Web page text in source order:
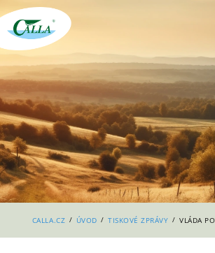
CALLA.CZ / ÚVOD / TISKOVÉ ZPRÁVY /